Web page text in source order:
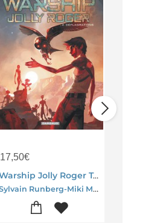
17,50€
Warship Jolly Roger Tome 2 : Deflagrations
Sylvain Runberg-Miki Montllo